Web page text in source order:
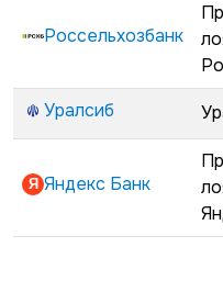
Россельхозбанк
Уралсиб
Яндекс Банк